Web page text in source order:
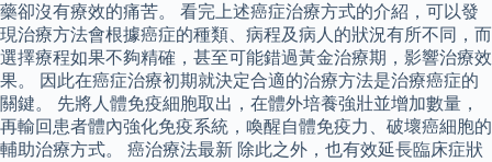
藥卻沒有療效的痛苦。 看完上述癌症治療方式的介紹，可以發
現治療方法會根據癌症的種類、病程及病人的狀況有所不同，而
選擇療程如果不夠精確，甚至可能錯過黃金治療期，影響治療效
果。 因此在癌症治療初期就決定合適的治療方法是治療癌症的
關鍵。 先將人體免疫細胞取出，在體外培養強壯並增加數量，
再輸回患者體內強化免疫系統，喚醒自體免疫力、破壞癌細胞的
輔助治療方式。 癌治療法最新 除此之外，也有效延長臨床症狀